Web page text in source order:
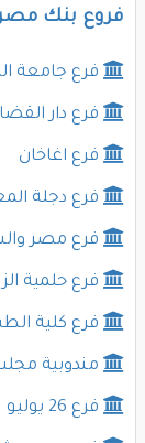
فروع بنك
فرع جامعة
فرع دار
فرع اغاخان
فرع دجلة
فرع مصر
فرع حلمية
فرع كلية
مندوبية
فرع 26 يوليو